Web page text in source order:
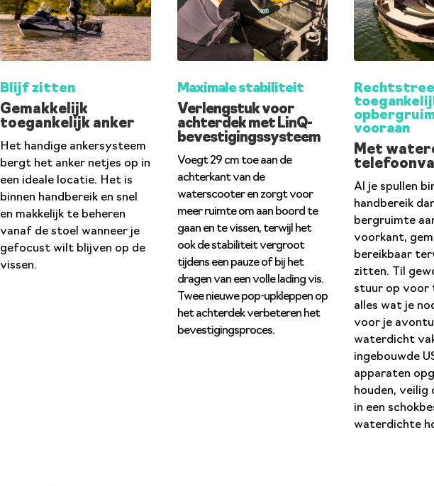
Blijf zitten
Gemakkelijk
toegankelijk anker
Het handige ankersysteem
bergt het anker netjes op in
een ideale locatie. Het is
binnen handbereik en snel
en makkelijk te beheren
vanaf de stoel wanneer je
gefocust wilt blijven op de
vissen.
Maximale stabiliteit
Verlengstuk voor
achterdek met LinQ-
bevestigingssysteem
Voegt 29 cm toe aan de
achterkant van de
waterscooter en zorgt voor
meer ruimte om aan boord te
gaan en te vissen, terwijl het
ook de stabiliteit vergroot
tijdens een pauze of bij het
dragen van een volle lading vis.
Twee nieuwe pop-upkleppen op
het achterdek verbeteren het
bevestigingsproces.
vooraan
Met
Al je spullen
handbereik
bergruimte
voorkant,
bereikbaar
zitten. Til
stuur op voor
alles wat je
voor je
waterdicht
ingebouwde
apparaten
houden, veilig
in een
waterdichte